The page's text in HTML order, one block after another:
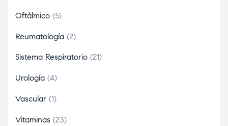
Oftálmico 5
Reumatología 2
Sistema Respiratorio 21
Urología 4
Vascular 1
Vitaminas 23